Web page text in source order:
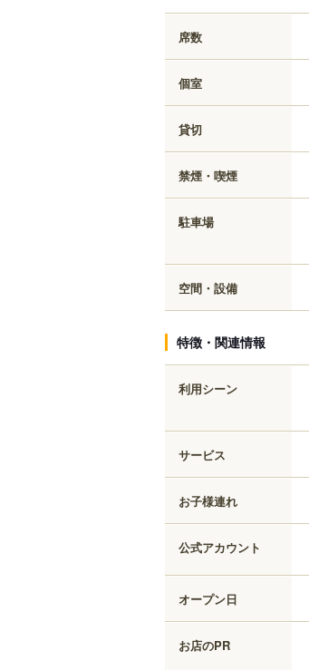
席数
個室
貸切
禁煙・喫煙
駐車場
空間・設備
特徴・関連情報
利用シーン
サービス
お子様連れ
公式アカウント
オープン日
お店のPR